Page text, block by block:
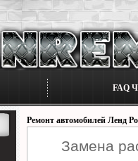
FAQ
Ремонт автомобилей Ленд
Замена